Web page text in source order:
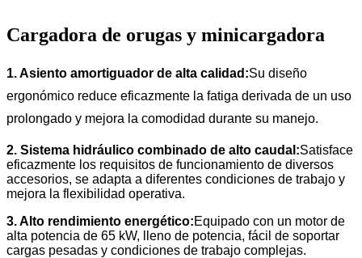
Cargadora de orugas y minicargadora
1. Asiento amortiguador de alta calidad:Su diseño
ergonómico reduce eficazmente la fatiga derivada de un uso
prolongado y mejora la comodidad durante su manejo.
2. Sistema hidráulico combinado de alto caudal:Satisface
eficazmente los requisitos de funcionamiento de diversos
accesorios, se adapta a diferentes condiciones de trabajo y
mejora la flexibilidad operativa.
3. Alto rendimiento energético:Equipado con un motor de
alta potencia de 65 kW, lleno de potencia, fácil de soportar
cargas pesadas y condiciones de trabajo complejas.